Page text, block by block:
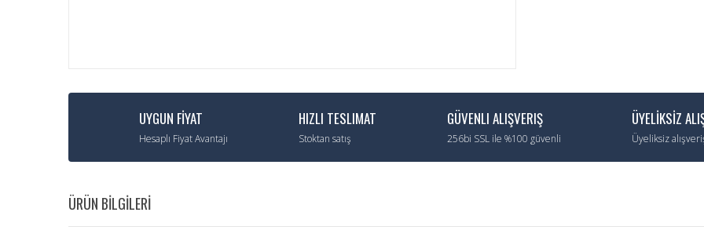
UYGUN FİYAT
Hesaplı Fiyat Avantajı
HIZLI TESLIMAT
Stoktan satış
GÜVENLI ALIŞVERIŞ
256bi SSL ile %100 güvenli
ÜYELİKSİZ
Üyeliksiz
ÜRÜN BİLGİLERİ